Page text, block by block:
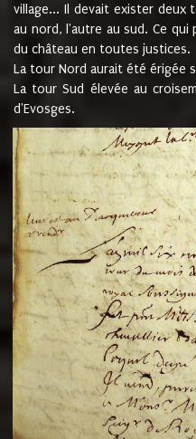
village... Il devait exister deux
au nord, l'autre au sud. Ce qui
du château en toutes justices.
La tour Nord aurait été érigée
La tour Sud élevée au
d'Evosges.